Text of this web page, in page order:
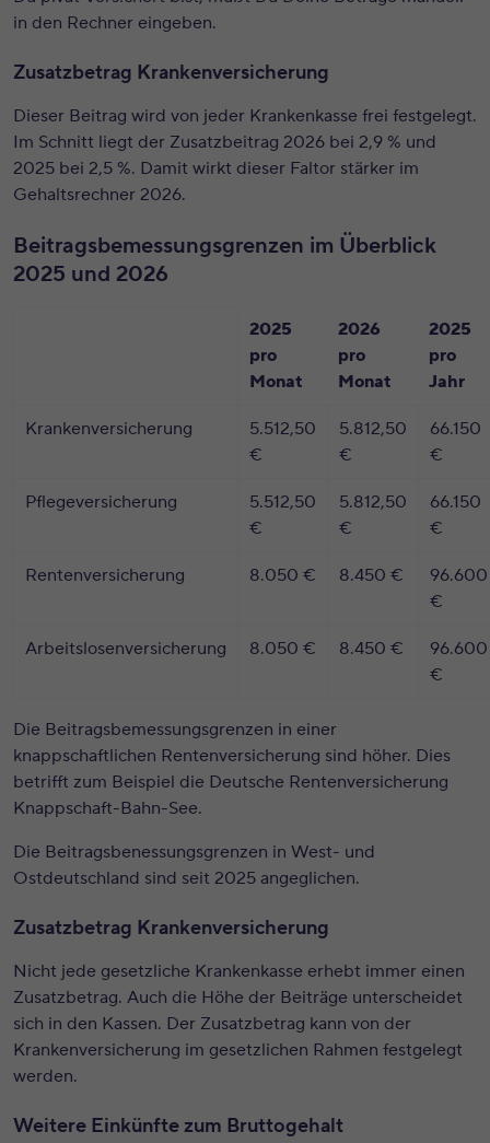
in den Rechner eingeben.
Zusatzbetrag Krankenversicherung
Dieser Beitrag wird von jeder Krankenkasse frei festgelegt.
Im Schnitt liegt der Zusatzbeitrag 2026 bei 2,9 % und
2025 bei 2,5 %. Damit wirkt dieser Faltor stärker im
Gehaltsrechner 2026.
Beitragsbemessungsgrenzen im Überblick
2025 und 2026
2025
pro
Monat
2026
pro
Monat
2025
pro
Jahr
Krankenversicherung
5.512,50
€
5.812,50
€
66.150
€
Pflegeversicherung
5.512,50
€
5.812,50
€
66.150
€
Rentenversicherung 8.050 € 8.450 €
96.600
€
Arbeitslosenversicherung 8.050 € 8.450 €
96.600
€
Die Beitragsbemessungsgrenzen in einer
knappschaftlichen Rentenversicherung sind höher. Dies
betrifft zum Beispiel die Deutsche Rentenversicherung
Knappschaft-Bahn-See.
Die Beitragsbenessungsgrenzen in West- und
Ostdeutschland sind seit 2025 angeglichen.
Zusatzbetrag Krankenversicherung
Nicht jede gesetzliche Krankenkasse erhebt immer einen
Zusatzbetrag. Auch die Höhe der Beiträge unterscheidet
sich in den Kassen. Der Zusatzbetrag kann von der
Krankenversicherung im gesetzlichen Rahmen festgelegt
werden.
Weitere Einkünfte zum Bruttogehalt